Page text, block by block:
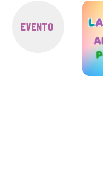
EVENTO